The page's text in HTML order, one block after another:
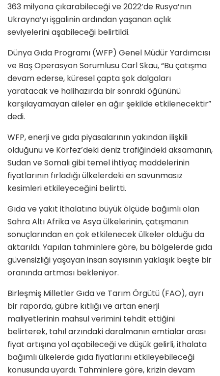
363 milyona çıkarabileceği ve 2022’de Rusya’nın
Ukrayna’yı işgalinin ardından yaşanan açlık
seviyelerini aşabileceği belirtildi.
Dünya Gıda Programı (WFP) Genel Müdür Yardımcısı
ve Baş Operasyon Sorumlusu Carl Skau, “Bu çatışma
devam ederse, küresel çapta şok dalgaları
yaratacak ve halihazırda bir sonraki öğününü
karşılayamayan aileler en ağır şekilde etkilenecektir”
dedi.
WFP, enerji ve gıda piyasalarının yakından ilişkili
olduğunu ve Körfez’deki deniz trafiğindeki aksamanın,
Sudan ve Somali gibi temel ihtiyaç maddelerinin
fiyatlarının fırladığı ülkelerdeki en savunmasız
kesimleri etkileyeceğini belirtti.
Gıda ve yakıt ithalatına büyük ölçüde bağımlı olan
Sahra Altı Afrika ve Asya ülkelerinin, çatışmanın
sonuçlarından en çok etkilenecek ülkeler olduğu da
aktarıldı. Yapılan tahminlere göre, bu bölgelerde gıda
güvensizliği yaşayan insan sayısının yaklaşık beşte bir
oranında artması bekleniyor.
Birleşmiş Milletler Gıda ve Tarım Örgütü (FAO), ayrı
bir raporda, gübre kıtlığı ve artan enerji
maliyetlerinin mahsul verimini tehdit ettiğini
belirterek, tahıl arzındaki daralmanın emtialar arası
fiyat artışına yol açabileceği ve düşük gelirli, ithalata
bağımlı ülkelerde gıda fiyatlarını etkileyebileceği
konusunda uyardı. Tahminlere göre, krizin devam